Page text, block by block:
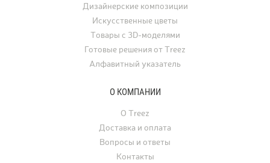
Дизайнерские композиции
Искусственные цветы
Товары с 3D-моделями
Готовые решения от Treez
Алфавитный указатель
О КОМПАНИИ
О Treez
Доставка и оплата
Вопросы и ответы
Контакты